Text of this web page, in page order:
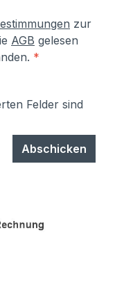
(z.T.
genannt) mit
dies
zur
AGB gelesen
*
Felder sind
Abschicken